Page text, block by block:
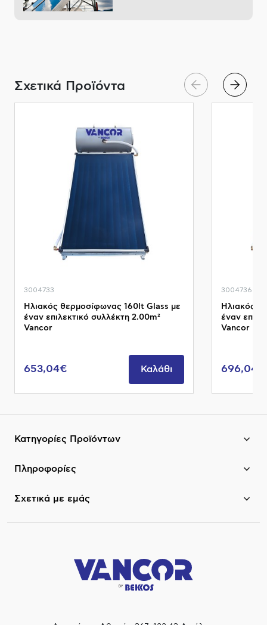
Σχετικά Προϊόντα
3004733
Ηλιακός θερμοσίφωνας 160lt Glass με
έναν επιλεκτικό συλλέκτη 2.00m²
Vancor
653,04€ Καλάθι
3004736
Ηλιακός
έναν
Vancor
696,04€
Κατηγορίες Προϊόντων
Πληροφορίες
Σχετικά με εμάς